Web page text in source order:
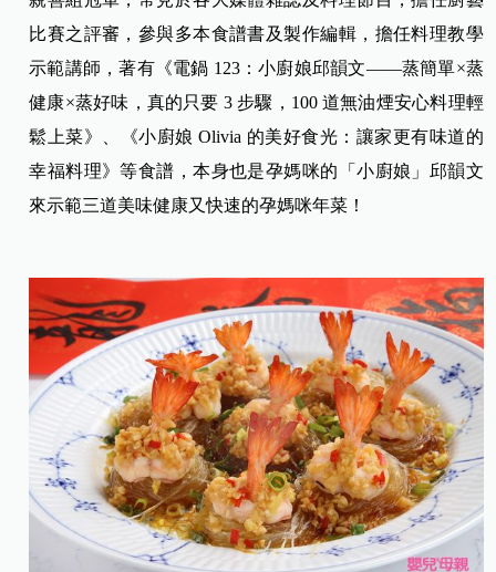
比賽之評審，參與多本食譜書及製作編輯，擔任料理教學
示範講師，著有《電鍋 123：小廚娘邱韻文——蒸簡單×蒸
健康×蒸好味，真的只要 3 步驟，100 道無油煙安心料理輕
鬆上菜》、《小廚娘 Olivia 的美好食光：讓家更有味道的
幸福料理》等食譜，本身也是孕媽咪的「小廚娘」邱韻文
來示範三道美味健康又快速的孕媽咪年菜！